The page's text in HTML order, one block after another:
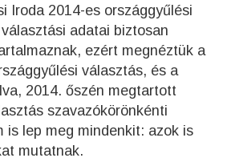
Iroda 2014-es országgyűlési
adatai biztosan
ezért megnéztük a
választás, és a
2014. őszén megtartott
szavazókörönkénti
is lep meg mindenkit: azok is
mutatnak.